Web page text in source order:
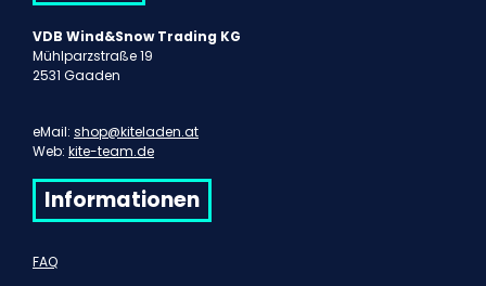
VDB Wind&Snow Trading KG
Mühlparzstraße 19
2531 Gaaden
eMail: shop@kiteladen.at
Web: kite-team.de
Informationen
FAQ